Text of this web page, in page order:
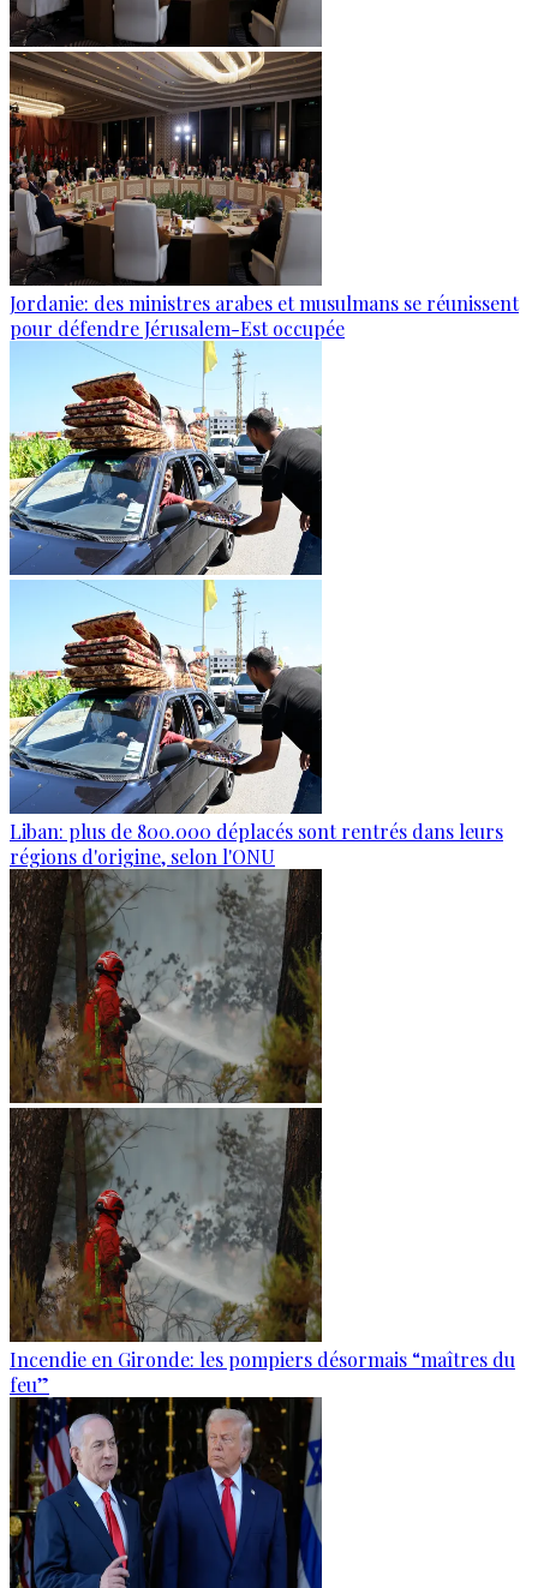
Jordanie: des ministres arabes et musulmans se réunissent
pour défendre Jérusalem-Est occupée
Liban: plus de 800.000 déplacés sont rentrés dans leurs
régions d'origine, selon l'ONU
Incendie en Gironde: les pompiers désormais “maîtres du
feu”